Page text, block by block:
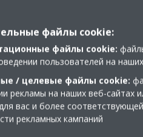
Daikin
электростатическими HEPA-
частиц, которые
максимального
улавливают почти 99%
путем окисления с
файлы cookie:
файлы cookie:
пользователей на
/ целевые файлы cookie:
рекламы на наших веб-сайтах
вас и более
рекламных кампаний